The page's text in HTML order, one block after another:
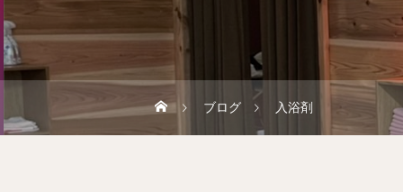
ブログ 入浴剤